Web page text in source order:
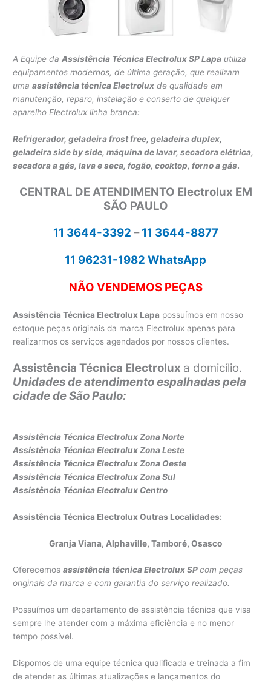
A Equipe daAssistência Técnica Electrolux SP Lapa utiliza
equipamentos modernos, de última geração, que realizam
umaassistência técnica Electrolux de qualidade em
manutenção, reparo, instalação e conserto de qualquer
aparelho Electrolux linha branca:
Refrigerador, geladeira frost free, geladeira duplex,
geladeira side by side,máquina de lavar,secadora elétrica,
secadora a gás, lava e seca,fogão, cooktop, forno a gás.
CENTRAL DE ATENDIMENTO Electrolux EM
SÃO PAULO
11 3644-3392 –11 3644-8877
11 96231-1982 WhatsApp
NÃO VENDEMOS PEÇAS
Assistência Técnica Electrolux Lapa possuímos em nosso
estoque peças originais da marca Electrolux apenas para
realizarmos os serviços agendados por nossos clientes.
Assistência Técnica Electrolux a domicílio.
Unidades de atendimento espalhadas pela
cidade de São Paulo:
Assistência Técnica Electrolux Zona Norte
Assistência Técnica Electrolux Zona Leste
Assistência Técnica Electrolux Zona Oeste
Assistência Técnica Electrolux Zona Sul
Assistência Técnica Electrolux Centro
Assistência Técnica Electrolux Outras Localidades:
Granja Viana, Alphaville, Tamboré, Osasco
Oferecemosassistência técnica Electrolux SPcom peças
originais da marca e com garantia do serviço realizado.
Possuímos um departamento de assistência técnica que visa
sempre lhe atender com a máxima eficiência e no menor
tempo possível.
Dispomos de uma equipe técnica qualificada e treinada a fim
de atender as últimas atualizações e lançamentos do